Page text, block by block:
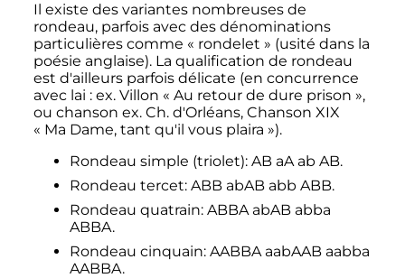
Il existe des variantes nombreuses de
rondeau, parfois avec des dénominations
particulières comme « rondelet » (usité dans la
poésie anglaise). La qualification de rondeau
est d'ailleurs parfois délicate (en concurrence
avec lai : ex. Villon « Au retour de dure prison »,
ou chanson ex. Ch. d'Orléans, Chanson XIX
« Ma Dame, tant qu'il vous plaira »).
Rondeau simple (triolet): AB aA ab AB.
Rondeau tercet: ABB abAB abb ABB.
Rondeau quatrain: ABBA abAB abba
ABBA.
Rondeau cinquain: AABBA aabAAB aabba
AABBA.